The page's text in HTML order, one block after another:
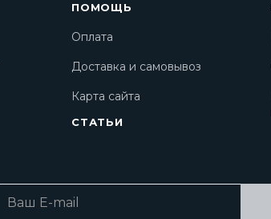
ПОМОЩЬ
Оплата
Доставка и самовывоз
Карта сайта
СТАТЬИ